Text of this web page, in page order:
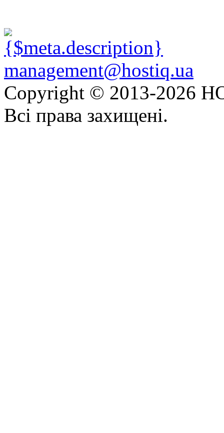
management@hostiq.ua
Copyright © 2013-2026
Всі права захищені.